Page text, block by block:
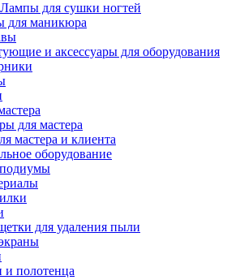
для сушки ногтей
для маникюра
и аксессуары для оборудования
для мастера
мастера и клиента
оборудование
для удаления пыли
и полотенца